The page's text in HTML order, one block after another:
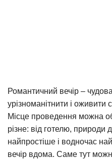
Романтичний вечір –
урізноманітнити і оживити
Місце проведення можна
різне: від готелю, природи
найпростіше і водночас
вечір вдома. Саме тут